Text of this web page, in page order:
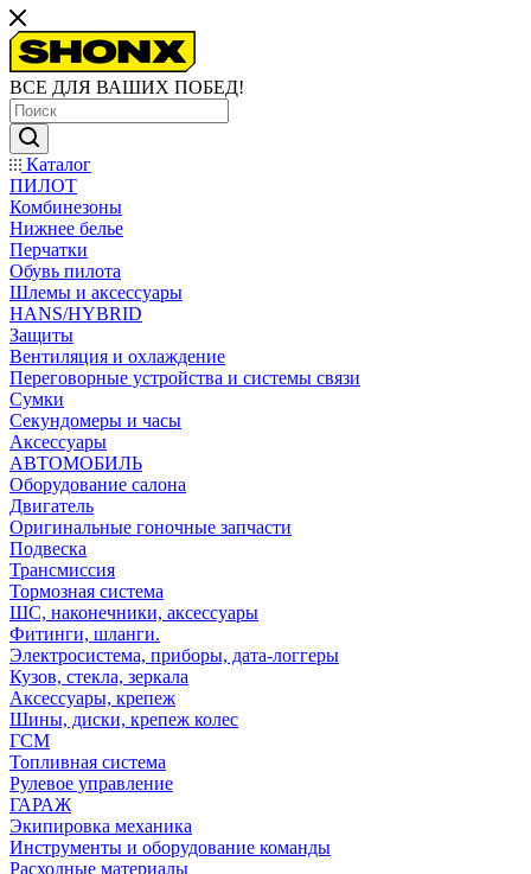
ВСЕ ДЛЯ ВАШИХ ПОБЕД!
Каталог
ПИЛОТ
Комбинезоны
Нижнее белье
Перчатки
Обувь пилота
Шлемы и аксессуары
HANS/HYBRID
Защиты
Вентиляция и охлаждение
Переговорные устройства и системы связи
Сумки
Секундомеры и часы
Аксессуары
АВТОМОБИЛЬ
Оборудование салона
Двигатель
Оригинальные гоночные запчасти
Подвеска
Трансмиссия
Тормозная система
ШС, наконечники, аксессуары
Фитинги, шланги.
Электросистема, приборы, дата-логгеры
Кузов, стекла, зеркала
Аксессуары, крепеж
Шины, диски, крепеж колес
ГСМ
Топливная система
Рулевое управление
ГАРАЖ
Экипировка механика
Инструменты и оборудование команды
Расходные материалы